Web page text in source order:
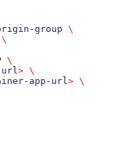
group \
\
\
url > \
app-url > \